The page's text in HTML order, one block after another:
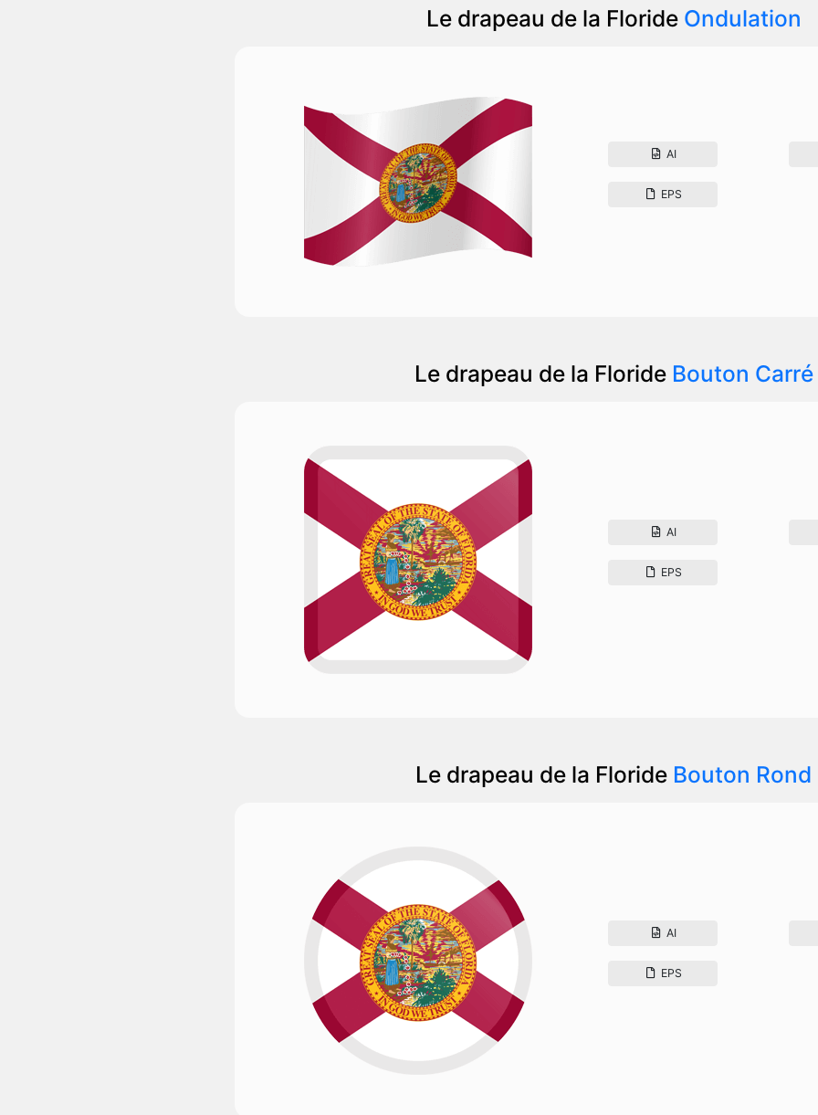
Le drapeau de la Floride Ondulation
AI
EPS
Le drapeau de la Floride Bouton Carré
AI
EPS
Le drapeau de la Floride Bouton Rond
AI
EPS